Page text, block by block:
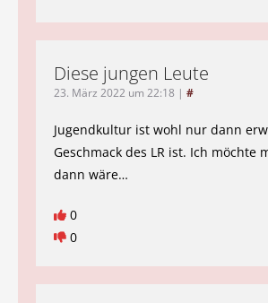
Diese jungen Leute
23. März 2022 um 22:18 | #
Jugendkultur ist wohl nur dann
Geschmack des LR ist. Ich
dann wäre…
0
0